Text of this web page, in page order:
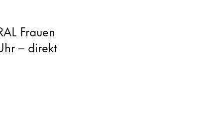
Frauen
– direkt